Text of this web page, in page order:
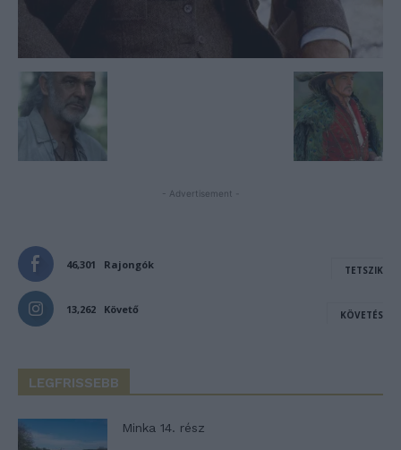
- Advertisement -
46,301 Rajongók TETSZIK
13,262 Követő KÖVETÉS
LEGFRISSEBB
Minka 14. rész